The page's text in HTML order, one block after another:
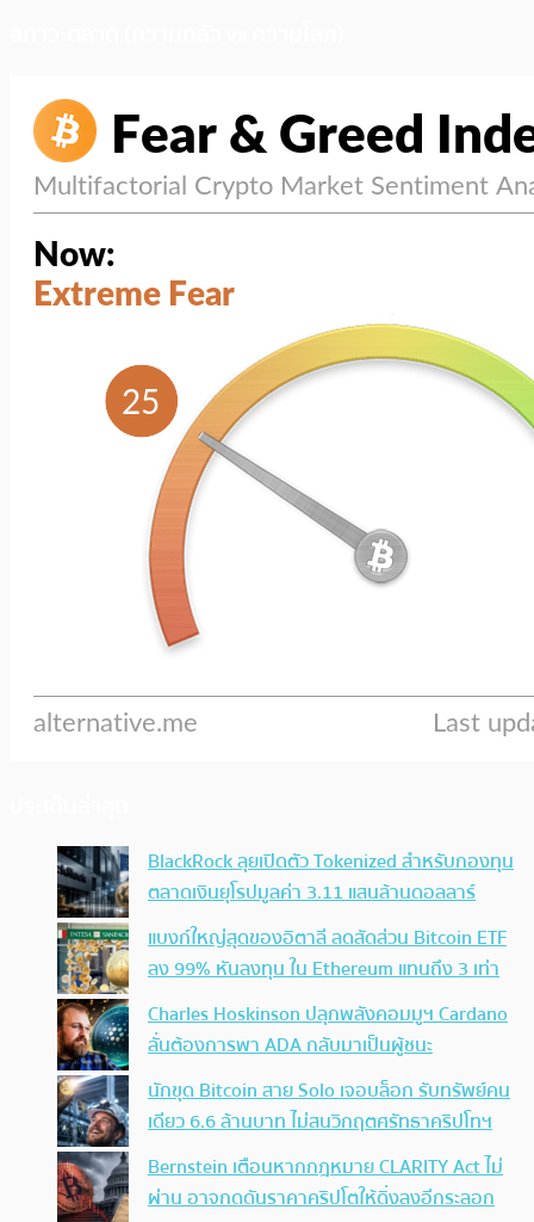
BlackRock ลุยเปิดตัว Tokenized สำหรับกองทุน
ตลาดเงินยุโรปมูลค่า 3.11 แสนล้านดอลลาร์
แบงก์ใหญ่สุดของอิตาลี ลดสัดส่วน Bitcoin ETF
ลง 99% หันลงทุน ใน Ethereum แทนถึง 3 เท่า
Charles Hoskinson ปลุกพลังคอมมูฯ Cardano
ลั่นต้องการพา ADA กลับมาเป็นผู้ชนะ
นักขุด Bitcoin สาย Solo เจอบล็อก รับทรัพย์คน
เดียว 6.6 ล้านบาท ไม่สนวิกฤตศรัทธาคริปโทฯ
Bernstein เตือนหากกฎหมาย CLARITY Act ไม่
ผ่าน อาจกดดันราคาคริปโตให้ดิ่งลงอีกระลอก